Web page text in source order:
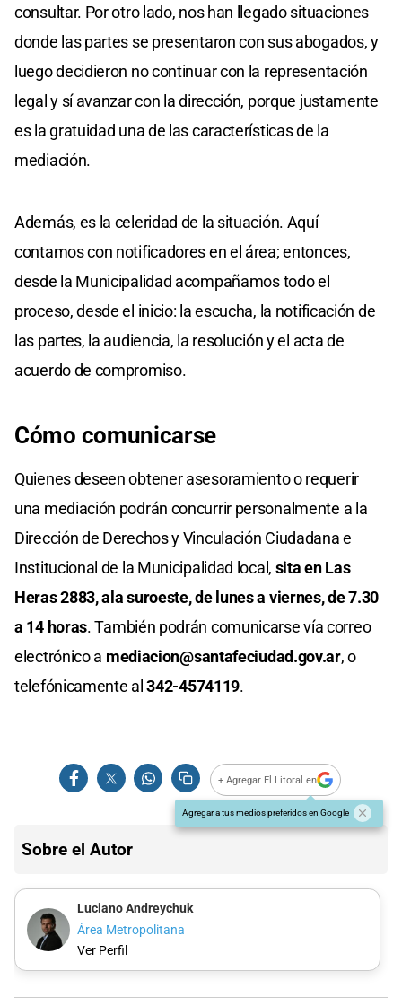
consultar. Por otro lado, nos han llegado situaciones
donde las partes se presentaron con sus abogados, y
luego decidieron no continuar con la representación
legal y sí avanzar con la dirección, porque justamente
es la gratuidad una de las características de la
mediación.
Además, es la celeridad de la situación. Aquí
contamos con notificadores en el área; entonces,
desde la Municipalidad acompañamos todo el
proceso, desde el inicio: la escucha, la notificación de
las partes, la audiencia, la resolución y el acta de
acuerdo de compromiso.
Cómo comunicarse
Quienes deseen obtener asesoramiento o requerir
una mediación podrán concurrir personalmente a la
Dirección de Derechos y Vinculación Ciudadana e
Institucional de la Municipalidad local, sita en Las
Heras 2883, ala suroeste, de lunes a viernes, de 7.30
a 14 horas. También podrán comunicarse vía correo
electrónico a mediacion@santafeciudad.gov.ar, o
telefónicamente al342-4574119.
+ Agregar El Litoral en
Agregar a tus medios preferidos en Google
Sobre el Autor
Luciano Andreychuk
Área Metropolitana
Ver Perfil